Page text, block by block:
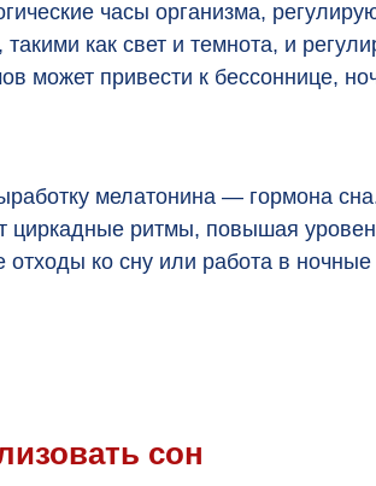
часы организма,
как свет и темнота, и
может привести к бессоннице,
мелатонина — гормона
циркадные ритмы, повышая
отходы ко сну или работа в
сон